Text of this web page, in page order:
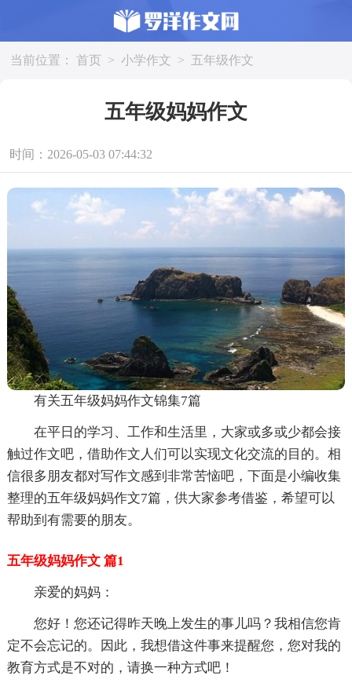
当前位置： 首页 > 小学作文 > 五年级作文
五年级妈妈作文
时间：2026-05-03 07:44:32
有关五年级妈妈作文锦集7篇
在平日的学习、工作和生活里，大家或多或少都会接
触过作文吧，借助作文人们可以实现文化交流的目的。相
信很多朋友都对写作文感到非常苦恼吧，下面是小编收集
整理的五年级妈妈作文7篇，供大家参考借鉴，希望可以
帮助到有需要的朋友。
五年级妈妈作文 篇1
亲爱的妈妈：
您好！您还记得昨天晚上发生的事儿吗？我相信您肯
定不会忘记的。因此，我想借这件事来提醒您，您对我的
教育方式是不对的，请换一种方式吧！